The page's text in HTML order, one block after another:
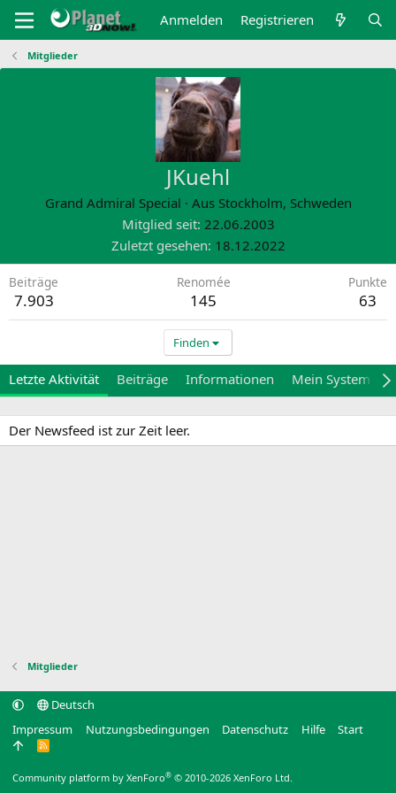
Anmelden Registrieren
Mitglieder
JKuehl
Grand Admiral Special · Aus Stockholm, Schweden
Mitglied seit 22.06.2003
Zuletzt gesehen 18.12.2022
Beiträge
7.903
Renomée
145
Punkte
63
Finden
Letzte Aktivität Beiträge Informationen Mein System
Der Newsfeed ist zur Zeit leer.
Mitglieder
Deutsch
Impressum
Nutzungsbedingungen Datenschutz Hilfe Start
R
Community platform by XenForo® © 2010-2026 XenForo Ltd.